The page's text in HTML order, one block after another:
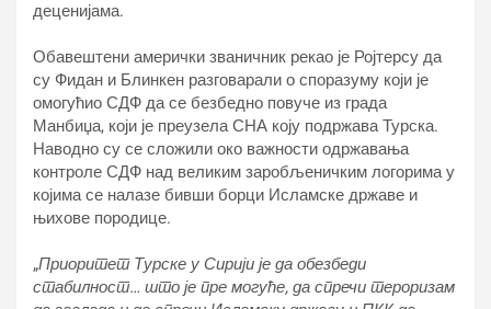
деценијама.
Обавештени амерички званичник рекао је Ројтерсу да
су Фидан и Блинкен разговарали о споразуму који је
омогућио СДФ да се безбедно повуче из града
Манбиџа, који је преузела СНА коју подржава Турска.
Наводно су се сложили око важности одржавања
контроле СДФ над великим заробљеничким логорима у
којима се налазе бивши борци Исламске државе и
њихове породице.
„Приоритет Турске у Сирији је да обезбеди
стабилност… што је пре могуће, да спречи тероризам